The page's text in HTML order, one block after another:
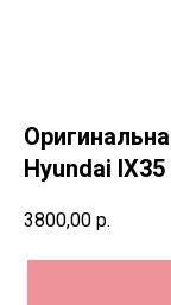
Hyundai IX35
3800,00 р.